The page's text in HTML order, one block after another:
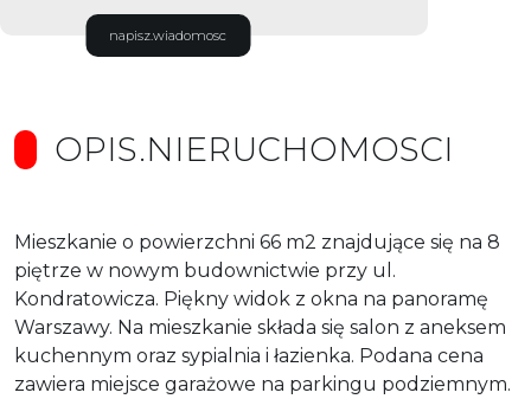
napisz.wiadomosc
OPIS.NIERUCHOMOSCI
Mieszkanie o powierzchni 66 m2 znajdujące się na 8
piętrze w nowym budownictwie przy ul.
Kondratowicza. Piękny widok z okna na panoramę
Warszawy. Na mieszkanie składa się salon z aneksem
kuchennym oraz sypialnia i łazienka. Podana cena
zawiera miejsce garażowe na parkingu podziemnym.